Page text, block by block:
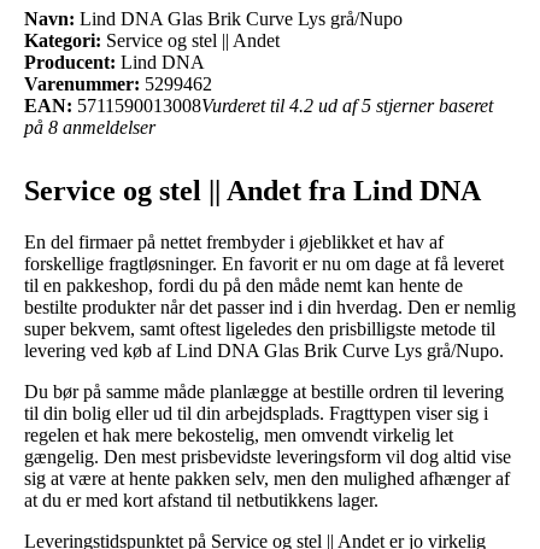
Navn: Lind DNA Glas Brik Curve Lys grå/Nupo
Kategori: Service og stel || Andet
Producent: Lind DNA
Varenummer: 5299462
EAN: 5711590013008Vurderet til 4.2 ud af 5 stjerner baseret
på 8 anmeldelser
Service og stel || Andet fra Lind DNA
En del firmaer på nettet frembyder i øjeblikket et hav af
forskellige fragtløsninger. En favorit er nu om dage at få leveret
til en pakkeshop, fordi du på den måde nemt kan hente de
bestilte produkter når det passer ind i din hverdag. Den er nemlig
super bekvem, samt oftest ligeledes den prisbilligste metode til
levering ved køb af Lind DNA Glas Brik Curve Lys grå/Nupo.
Du bør på samme måde planlægge at bestille ordren til levering
til din bolig eller ud til din arbejdsplads. Fragttypen viser sig i
regelen et hak mere bekostelig, men omvendt virkelig let
gængelig. Den mest prisbevidste leveringsform vil dog altid vise
sig at være at hente pakken selv, men den mulighed afhænger af
at du er med kort afstand til netbutikkens lager.
Leveringstidspunktet på Service og stel || Andet er jo virkelig